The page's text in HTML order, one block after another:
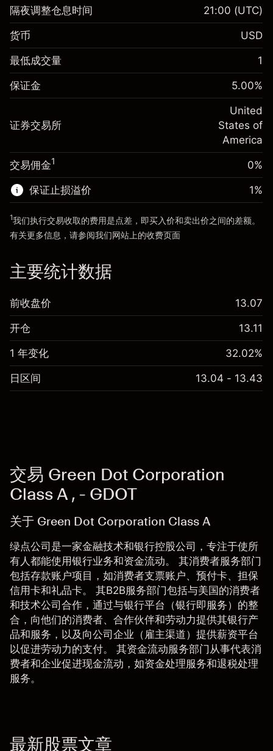
保证金。您的投资 $1,000.00
隔夜仓息
-0.021596
%
(-$4.32)
来自杠杆的资金 - 美元（大约值）
$19,000.00
前往平台
保证金。您的投资 $1,000.00
隔夜仓息
-0.000626
%
(-$0.13)
$20,000.00
来自杠杆的资金 - 美元（大约值）$19,000.00
前往平台
隔夜调整仓息时间 21:00 (UTC)
货币 USD
最低成交量 1
保证金 5.00%
证券交易所
United
States of
America
交易佣金1 0%
保证止损溢价 1%
1我们执行交易收取的费用是点差，即买入价和卖出价之间的差额。
有关更多信息，请参阅我们网站上的收费页面
主要统计数据
前收盘价 13.07
开仓 13.11
1 年变化 32.02%
日区间 13.04 - 13.43
交易 Green Dot Corporation
Class A , - GDOT
关于 Green Dot Corporation Class A
绿点公司是一家金融技术和银行控股公司，专注于使所
有人都能使用银行业务和资金流动。 其消费者服务部门
包括存款账户项目，如消费者支票账户、预付卡、担保
信用卡和礼品卡。 其B2B服务部门包括与美国的消费者
和技术公司合作，通过与银行平台（银行即服务）的整
合，向他们的消费者、合作伙伴和劳动力提供其银行产
品和服务，以及向公司企业（雇主渠道）提供薪资平台
以促进劳动力的支付。 其资金流动服务部门从事代表消
费者和企业促进现金流动，如资金处理服务和退税处理
服务。
最新股票文章